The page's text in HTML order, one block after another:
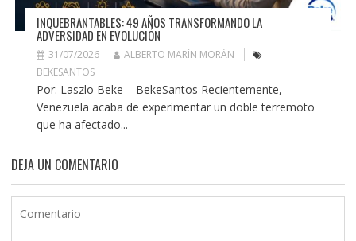
INQUEBRANTABLES: 49 AÑOS TRANSFORMANDO LA
ADVERSIDAD EN EVOLUCIÓN
31/07/2026
ALBERTO MARÍN MORÁN
BEKESANTOS
Por: Laszlo Beke – BekeSantos Recientemente,
Venezuela acaba de experimentar un doble terremoto
que ha afectado...
DEJA UN COMENTARIO